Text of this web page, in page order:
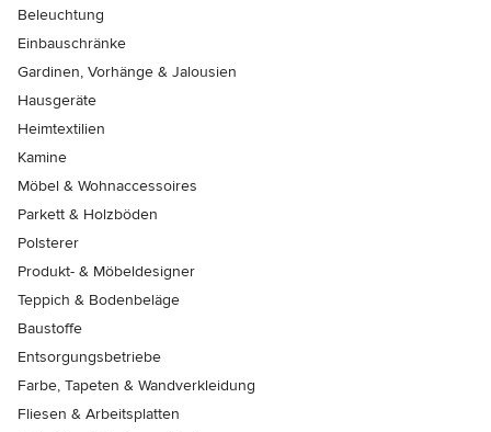
Beleuchtung
Einbauschränke
Gardinen, Vorhänge & Jalousien
Hausgeräte
Heimtextilien
Kamine
Möbel & Wohnaccessoires
Parkett & Holzböden
Polsterer
Produkt- & Möbeldesigner
Teppich & Bodenbeläge
Baustoffe
Entsorgungsbetriebe
Farbe, Tapeten & Wandverkleidung
Fliesen & Arbeitsplatten